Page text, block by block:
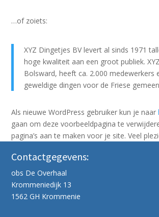
…of zoiets:
XYZ Dingetjes BV levert al sinds 1971
hoge kwaliteit aan een groot publiek.
Bolsward, heeft ca. 2.000 medewerkers
geweldige dingen voor de Friese
Als nieuwe WordPress gebruiker kun je naar
gaan om deze voorbeeldpagina te
pagina’s aan te maken voor je site. Veel
Contactgegevens:
obs De Overhaal
Krommeniedijk 13
1562 GH Krommenie